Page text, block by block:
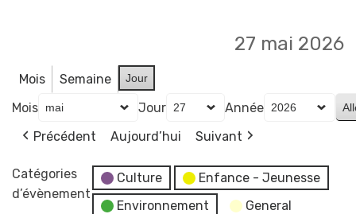
27 mai 2026
Mois Semaine Jour
Mois Jour
Année
Précédent
Aujourd’hui Suivant
Catégories
d’évènement
Culture
Enfance - Jeunesse
Environnement
General